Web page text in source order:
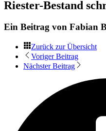
Riester-Bestand
Ein Beitrag von Fabian
Zurück zur Übersicht
Voriger Beitrag
Nächster Beitrag